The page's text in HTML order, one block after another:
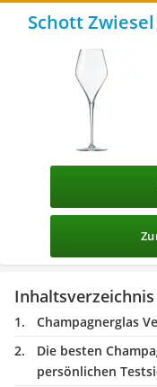
Schott
Inhaltsverzeichnis
Champagnerglas
Die besten
persönlichen